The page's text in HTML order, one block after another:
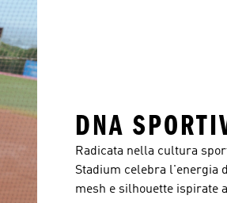
DNA
Radicata nella cultura
Stadium celebra l'energia
mesh e silhouette ispirate